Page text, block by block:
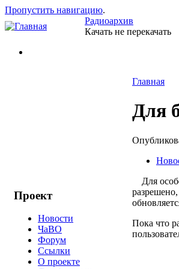
Пропустить навигацию.
Радиоархив
Качать не перекачать
Проект
Новости
ЧаВО
Форум
Ссылки
О проекте
Главная
Для
Для
Пока что